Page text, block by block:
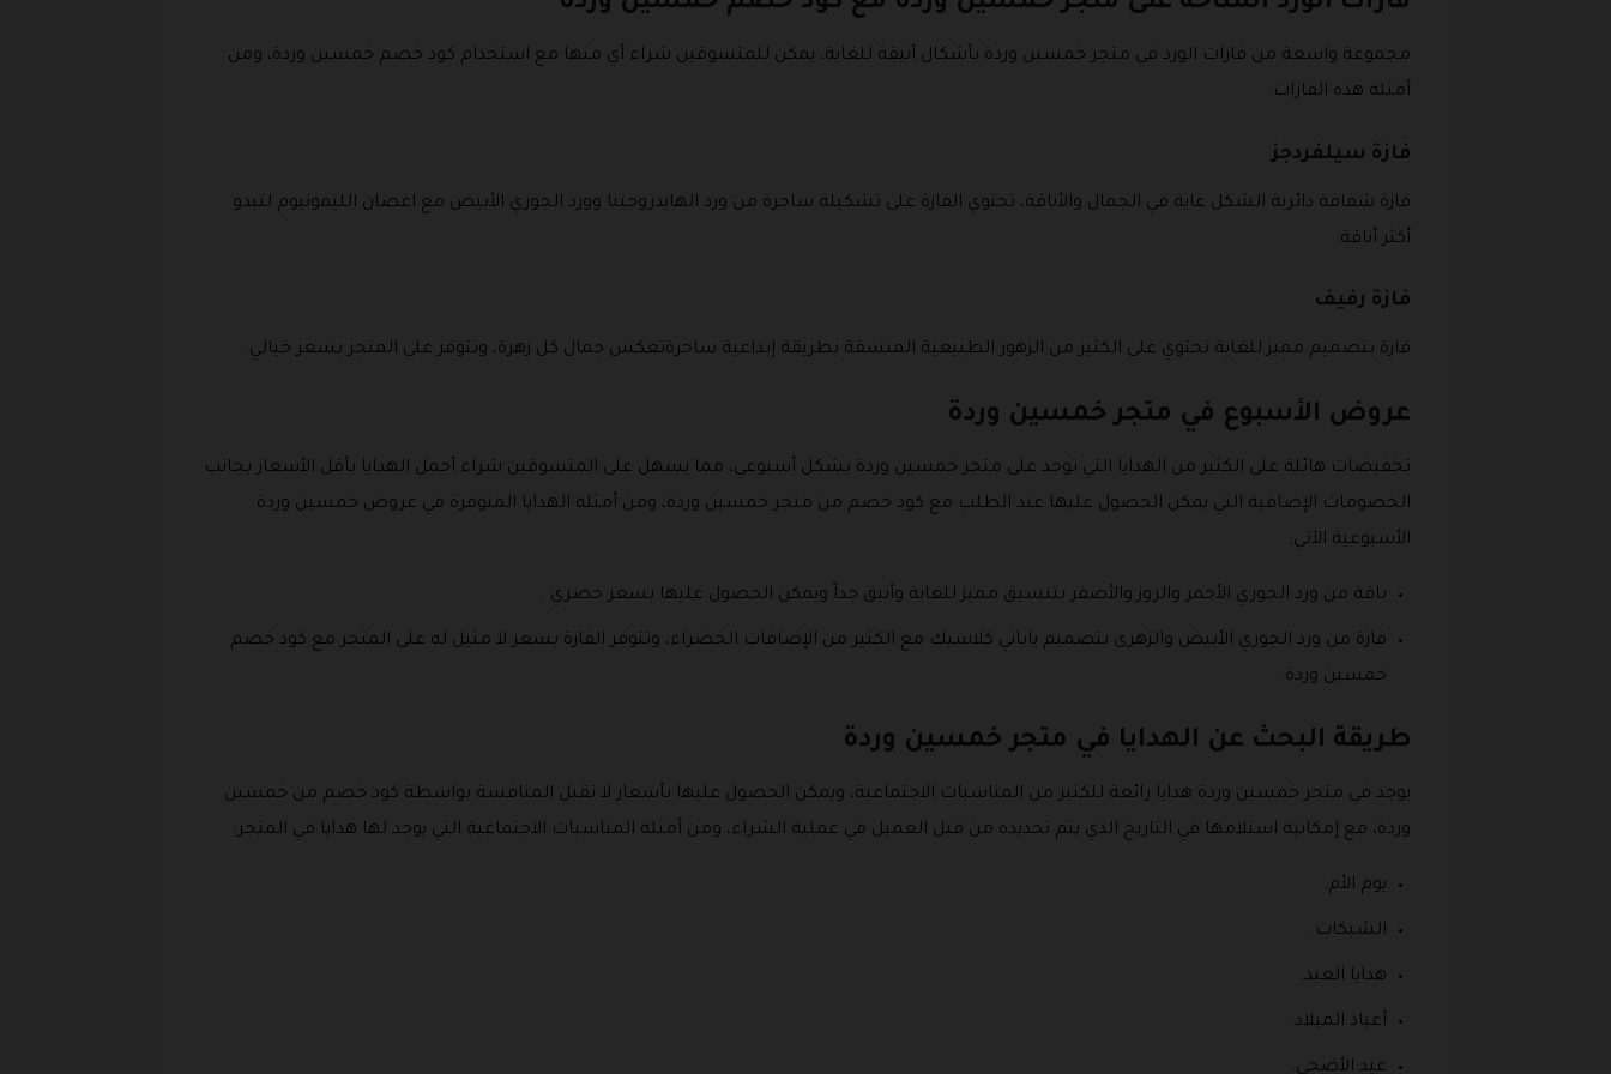
مجموعة واسعة من فازات الورد في متجر خمسين وردة بأشكال أنيقة للغاية، يمكن للمتسوقين شراء أي منها مع استخدام كود خصم خمسين وردة، ومن
أمثلة هذه الفازات:
فازة سيلفردجز
فازة شفافة دائرية الشكل غاية في الجمال والأناقة، تحتوي الفازة على تشكيلة ساحرة من ورد الهايدروجينا وورد الجوري الأبيض مع اغصان الليمونيوم لتبدو
أكثر أناقة.
فازة رفيف
فازة بتصميم مميز للغاية تحتوي على الكثير من الزهور الطبيعية المنسقة بطريقة إبداعية ساحرةتعكس جمال كل زهرة، وتتوفر على المتجر بسعر خيالي.
عروض الأسبوع في متجر خمسين وردة
تخفيضات هائلة على الكثير من الهدايا التي توجد على متجر خمسين وردة بشكل أسبوعي، مما يسهل على المتسوقين شراء أجمل الهدايا بأقل الأسعار بجانب
الخصومات الإضافية التي يمكن الحصول عليها عند الطلب مع كود خصم من متجر خمسين وردة، ومن أمثلة الهدايا المتوفرة في عروض خمسين وردة
الأسبوعية الآتي:
باقة من ورد الجوري الأحمر والروز والأصفر بتنسيق مميز للغاية وأنيق جداً ويمكن الحصول عليها بسعر حصري .
فازة من ورد الجوري الأبيض والزهرى بتصميم ياباني كلاسيك مع الكثير من الإضافات الخضراء، وتتوفر الفازة بسعر لا مثيل له على المتجر مع كود خصم
خمسين وردة.
طريقة البحث عن الهدايا في متجر خمسين وردة
يوجد في متجر خمسين وردة هدايا رائعة للكثير من المناسبات الاجتماعية، ويمكن الحصول عليها بأسعار لا تقبل المنافسة بواسطة كود خصم من خمسين
وردة، مع إمكانية استلامها في التاريخ الذي يتم تحديده من قبل العميل في عملية الشراء، ومن أمثلة المناسبات الاجتماعية التي يوجد لها هدايا في المتجر:
يوم الأم.
الشبكات.
هدايا العيد.
أعياد الميلاد.
عيد الأضحى.